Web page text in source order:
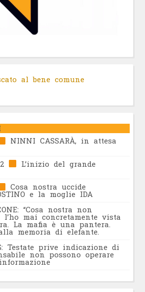
al bene comune
NINNI CASSARÀ, in attesa
L’inizio del grande
Cosa nostra uccide
e la moglie IDA
“Cosa nostra non
mai concretamente vista
La mafia è una pantera.
memoria di elefante.
Testate prive indicazione di
non possono operare